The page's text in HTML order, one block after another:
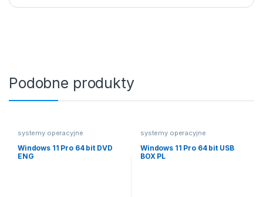
Podobne produkty
systemy operacyjne
Windows 11 Pro 64 bit DVD
ENG
systemy operacyjne
Windows 11 Pro 64 bit USB
BOX PL